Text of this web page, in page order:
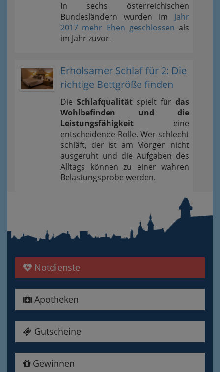
In sechs österreichischen
Bundesländern wurden im Jahr
2017 mehr Ehen geschlossen als
im Jahr zuvor.
Erholsamer Schlaf für 2: Die
richtige Bettgröße finden
Die Schlafqualität spielt für das
Wohlbefinden und die
Leistungsfähigkeit eine
entscheidende Rolle. Wer schlecht
schläft, der ist am Morgen nicht
ausgeruht und die Aufgaben des
Alltags können zu einer wahren
Belastungsprobe werden.
Notdienste
Apotheken
Gutscheine
Gewinnen